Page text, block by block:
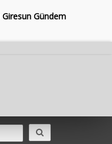
Giresun Gündem